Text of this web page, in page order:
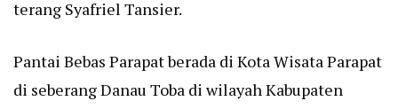
terang Syafriel Tansier.
Pantai Bebas Parapat berada di Kota Wisata Parapat
di seberang Danau Toba di wilayah Kabupaten